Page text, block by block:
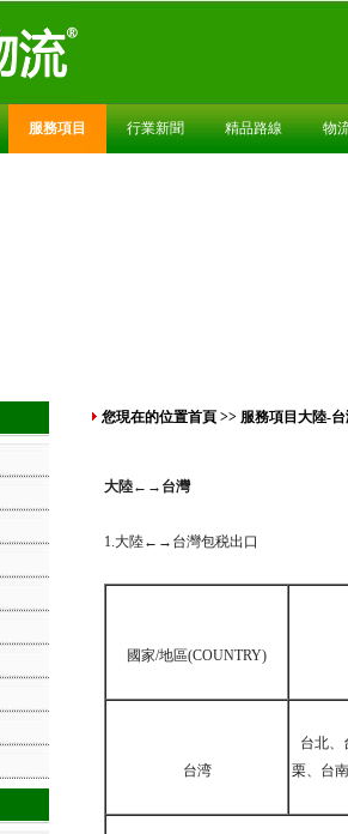
服務項目 行業新聞 精品路線 物
您現在的位置首頁 >> 服務項目 大陸-
大陸←→台灣
1.大陸←→台灣包税出口
國家/地區(COUNTRY)
台湾
台北、
栗、台